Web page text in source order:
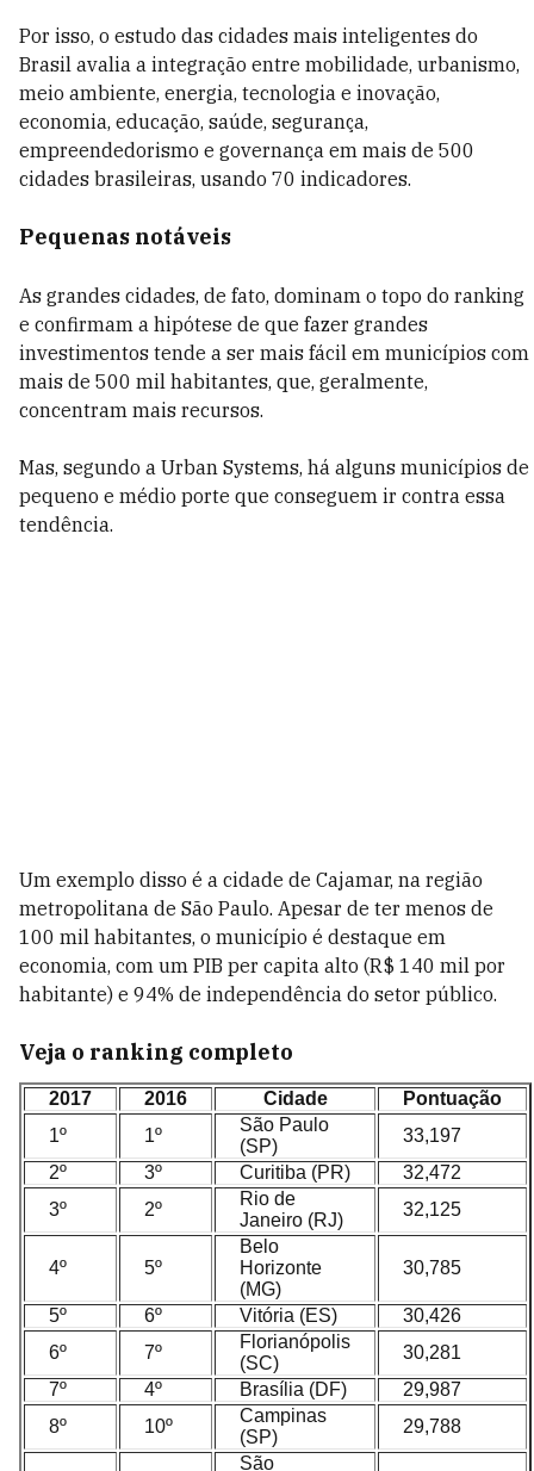
Por isso, o estudo das cidades mais inteligentes do
Brasil avalia a integração entre mobilidade, urbanismo,
meio ambiente, energia, tecnologia e inovação,
economia, educação, saúde, segurança,
empreendedorismo e governança em mais de 500
cidades brasileiras, usando 70 indicadores.
Pequenas notáveis
As grandes cidades, de fato, dominam o topo do ranking
e confirmam a hipótese de que fazer grandes
investimentos tende a ser mais fácil em municípios com
mais de 500 mil habitantes, que, geralmente,
concentram mais recursos.
Mas, segundo a Urban Systems, há alguns municípios de
pequeno e médio porte que conseguem ir contra essa
tendência.
Um exemplo disso é a cidade de Cajamar, na região
metropolitana de São Paulo. Apesar de ter menos de
100 mil habitantes, o município é destaque em
economia, com um PIB per capita alto (R$ 140 mil por
habitante) e 94% de independência do setor público.
Veja o ranking completo
2017 2016 Cidade
Pontuação
1º
1º
São Paulo
(SP)
33,197
2º
3º Curitiba (PR)
32,472
3º
2º
Rio de
Janeiro (RJ)
32,125
4º 5º
Belo
Horizonte
(MG)
30,785
5º 6º Vitória (ES)
30,426
6º
7º
Florianópolis
(SC)
30,281
7º
4º Brasília (DF)
29,987
8º
10º
Campinas
(SP)
29,788
São